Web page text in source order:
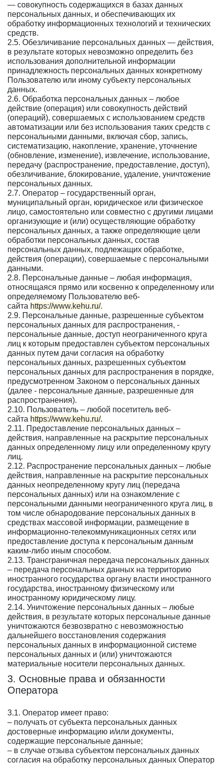
— совокупность содержащихся в базах данных
персональных данных, и обеспечивающих их
обработку информационных технологий и технических
средств.
2.5. Обезличивание персональных данных — действия,
в результате которых невозможно определить без
использования дополнительной информации
принадлежность персональных данных конкретному
Пользователю или иному субъекту персональных
данных.
2.6. Обработка персональных данных – любое
действие (операция) или совокупность действий
(операций), совершаемых с использованием средств
автоматизации или без использования таких средств с
персональными данными, включая сбор, запись,
систематизацию, накопление, хранение, уточнение
(обновление, изменение), извлечение, использование,
передачу (распространение, предоставление, доступ),
обезличивание, блокирование, удаление, уничтожение
персональных данных.
2.7. Оператор – государственный орган,
муниципальный орган, юридическое или физическое
лицо, самостоятельно или совместно с другими лицами
организующие и (или) осуществляющие обработку
персональных данных, а также определяющие цели
обработки персональных данных, состав
персональных данных, подлежащих обработке,
действия (операции), совершаемые с персональными
данными.
2.8. Персональные данные – любая информация,
относящаяся прямо или косвенно к определенному или
определяемому Пользователю веб-
сайта https://www.kehu.ru/.
2.9. Персональные данные, разрешенные субъектом
персональных данных для распространения, -
персональные данные, доступ неограниченного круга
лиц к которым предоставлен субъектом персональных
данных путем дачи согласия на обработку
персональных данных, разрешенных субъектом
персональных данных для распространения в порядке,
предусмотренном Законом о персональных данных
(далее - персональные данные, разрешенные для
распространения).
2.10. Пользователь – любой посетитель веб-
сайта https://www.kehu.ru/.
2.11. Предоставление персональных данных –
действия, направленные на раскрытие персональных
данных определенному лицу или определенному кругу
лиц.
2.12. Распространение персональных данных – любые
действия, направленные на раскрытие персональных
данных неопределенному кругу лиц (передача
персональных данных) или на ознакомление с
персональными данными неограниченного круга лиц, в
том числе обнародование персональных данных в
средствах массовой информации, размещение в
информационно-телекоммуникационных сетях или
предоставление доступа к персональным данным
каким-либо иным способом.
2.13. Трансграничная передача персональных данных
– передача персональных данных на территорию
иностранного государства органу власти иностранного
государства, иностранному физическому или
иностранному юридическому лицу.
2.14. Уничтожение персональных данных – любые
действия, в результате которых персональные данные
уничтожаются безвозвратно с невозможностью
дальнейшего восстановления содержания
персональных данных в информационной системе
персональных данных и (или) уничтожаются
материальные носители персональных данных.
3. Основные права и обязанности
Оператора
3.1. Оператор имеет право:
– получать от субъекта персональных данных
достоверные информацию и/или документы,
содержащие персональные данные;
– в случае отзыва субъектом персональных данных
согласия на обработку персональных данных Оператор